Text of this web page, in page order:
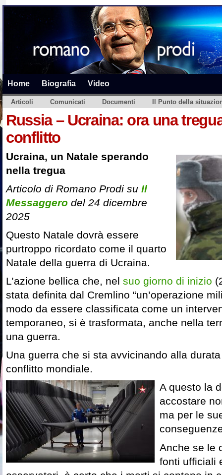
Home Biografia Video
Articoli Comunicati Documenti Il Punto della
Russia – Ucraina: ora una
conflitto
Ucraina, un Natale sperando
nella tregua
Articolo di Romano Prodi su Il
Messaggero del 24 dicembre
2025
Questo Natale dovrà essere
purtroppo ricordato come il quarto
Natale della guerra di Ucraina.
L’azione bellica che, nel suo giorno di inizio
stata definita dal Cremlino “un’operazione
modo da essere classificata come un
temporaneo, si è trasformata, anche nella
una guerra.
Una guerra che si sta avvicinando alla
conflitto mondiale.
A questo la
accostare
ma per le
Anche se le
fonti ufficiali